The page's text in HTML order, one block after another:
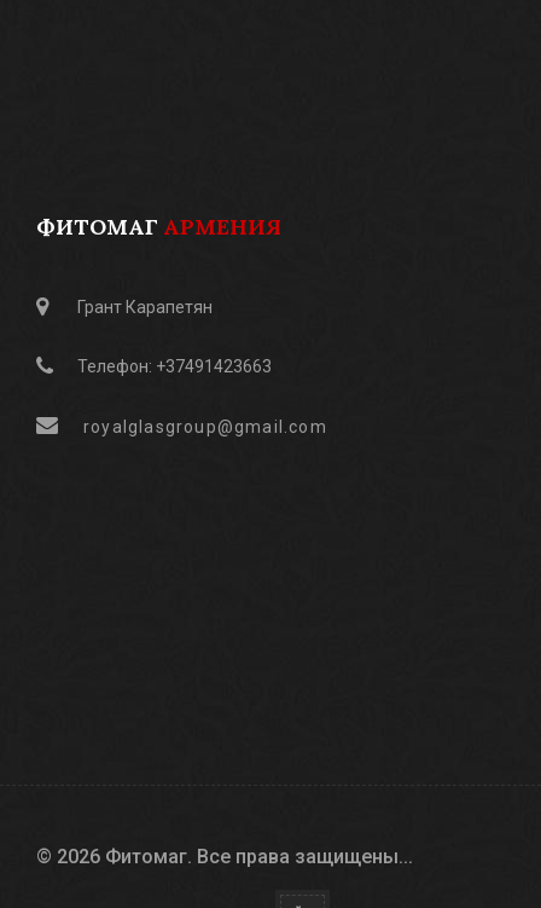
ФИТОМАГ АРМЕНИЯ
Грант Карапетян
Телефон: +37491423663
royalglasgroup@gmail.com
© 2026 Фитомаг. Все права защищены...